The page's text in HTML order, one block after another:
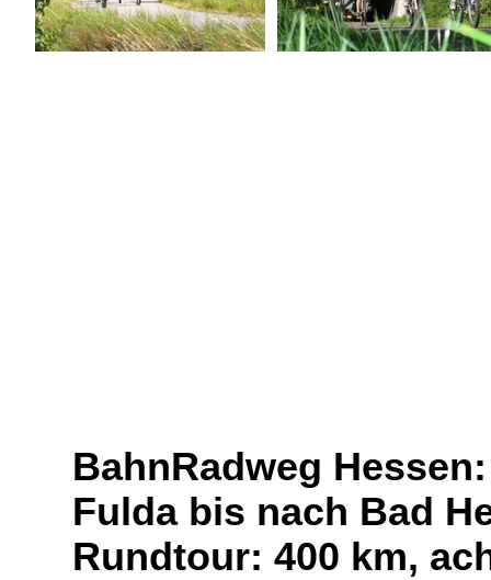
BahnRadweg
Fulda bis nach Bad
Rundtour: 400 km,